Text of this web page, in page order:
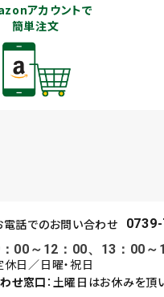
アカウントで
簡単注文
電話でのお問い合わせ
00～12：00、13：00～
休日／日曜・祝日
せ窓口 ：土曜日はお休みを頂